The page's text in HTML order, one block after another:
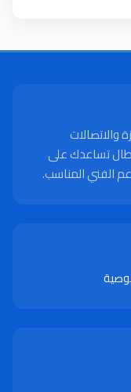
تساعدك على
الفني المناسب.